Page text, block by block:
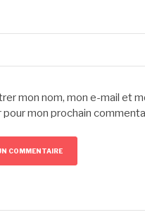
mon nom, mon e-mail et
mon prochain